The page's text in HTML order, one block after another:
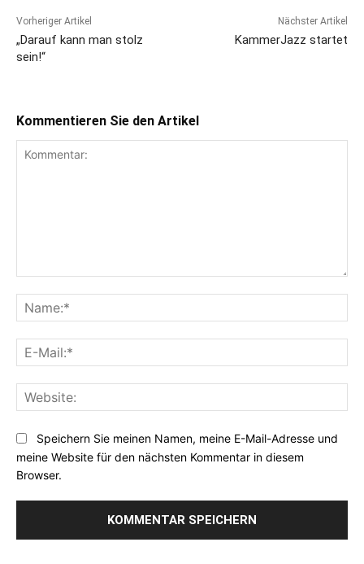
Vorheriger Artikel
„Darauf kann man stolz
sein!“
Nächster Artikel
KammerJazz startet
Kommentieren Sie den Artikel
Speichern Sie meinen Namen, meine E-Mail-Adresse und
meine Website für den nächsten Kommentar in diesem
Browser.